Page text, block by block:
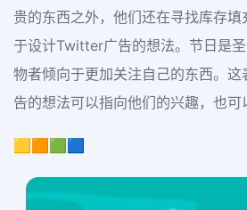
贵的东西之外，他们还在寻找库存
于设计Twitter广告的想法。节日是
物者倾向于更加关注自己的东西。
告的想法可以指向他们的兴趣，也可
🟨🟧🟩🟦